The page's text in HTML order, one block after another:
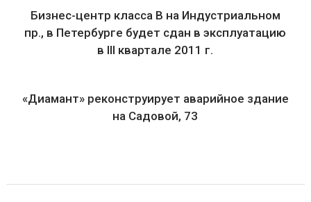
Бизнес-центр класса B на Индустриальном
пр., в Петербурге будет сдан в эксплуатацию
в III квартале 2011 г.
«Диамант» реконструирует аварийное здание
на Садовой, 73